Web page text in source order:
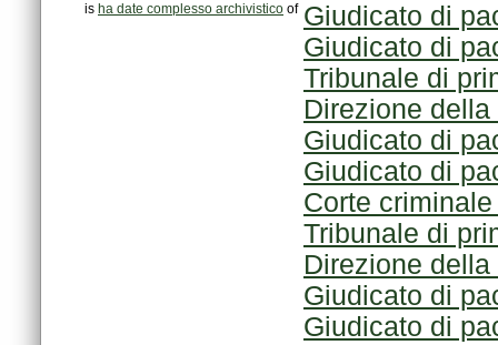
is ha date complesso archivistico of Giudicato di
Giudicato di
Tribunale di
Direzione
Giudicato di
Giudicato di
Corte
Tribunale di
Direzione
Giudicato di
Giudicato di